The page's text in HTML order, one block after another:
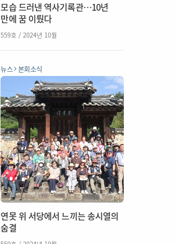
모습 드러낸 역사기록관…10년
만에 꿈 이뤘다
559호 / 2024년 10월
뉴스 본회소식
연못 위 서당에서 느끼는 송시열의
숨결